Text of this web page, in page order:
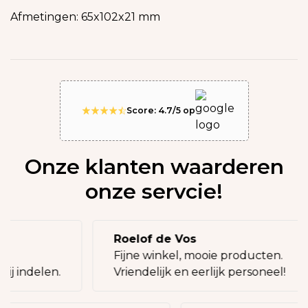
Afmetingen: 65x102x21 mm
Score: 4.7/5 op
Onze klanten waarderen
onze servcie!
indelen.
Roelof de Vos
Fijne winkel, mooie producten.
Vriendelijk en eerlijk personeel!